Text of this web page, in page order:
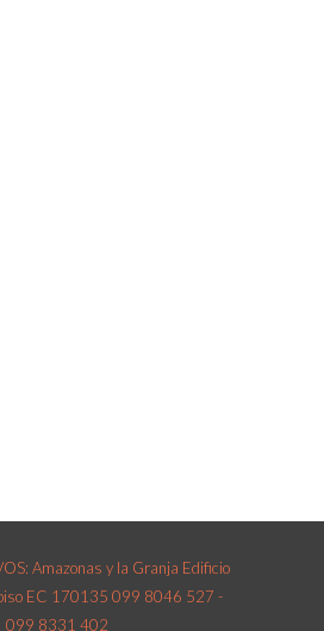
Amazonas y la Granja Edificio
EC 170135 099 8046 527 -
099 8331 402